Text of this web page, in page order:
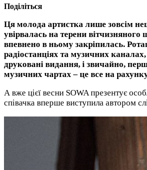
Поділіться
Ця молода артистка лише зовсім
увірвалась на терени вітчизняного
впевнено в ньому закріпилась.
радіостанціях та музичних каналах,
друковані видання, і звичайно,
музичних чартах – це все на
А вже цієї весни SOWA презентує
співачка вперше виступила автором